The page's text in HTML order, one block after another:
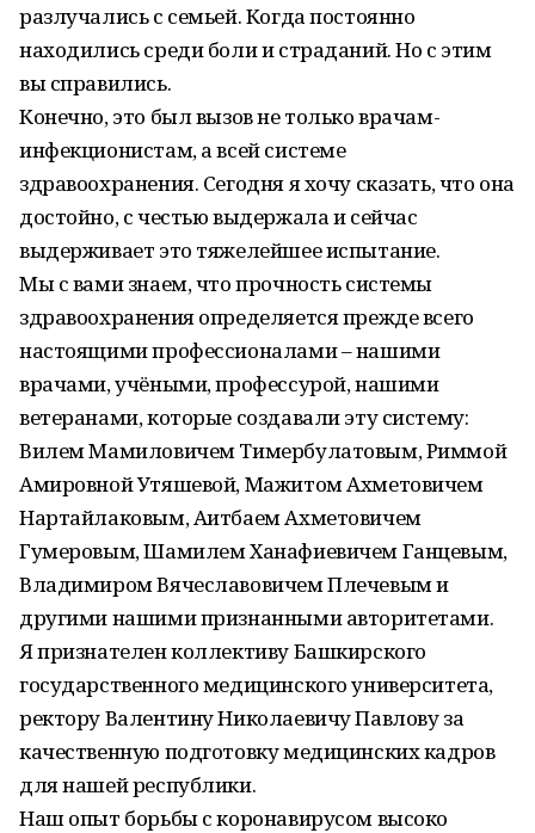
разлучались с семьей. Когда постоянно
находились среди боли и страданий. Но с этим
вы справились.
Конечно, это был вызов не только врачам-
инфекционистам, а всей системе
здравоохранения. Сегодня я хочу сказать, что она
достойно, с честью выдержала и сейчас
выдерживает это тяжелейшее испытание.
Мы с вами знаем, что прочность системы
здравоохранения определяется прежде всего
настоящими профессионалами – нашими
врачами, учёными, профессурой, нашими
ветеранами, которые создавали эту систему:
Вилем Мамиловичем Тимербулатовым, Риммой
Амировной Утяшевой, Мажитом Ахметовичем
Нартайлаковым, Аитбаем Ахметовичем
Гумеровым, Шамилем Ханафиевичем Ганцевым,
Владимиром Вячеславовичем Плечевым и
другими нашими признанными авторитетами.
Я признателен коллективу Башкирского
государственного медицинского университета,
ректору Валентину Николаевичу Павлову за
качественную подготовку медицинских кадров
для нашей республики.
Наш опыт борьбы с коронавирусом высоко